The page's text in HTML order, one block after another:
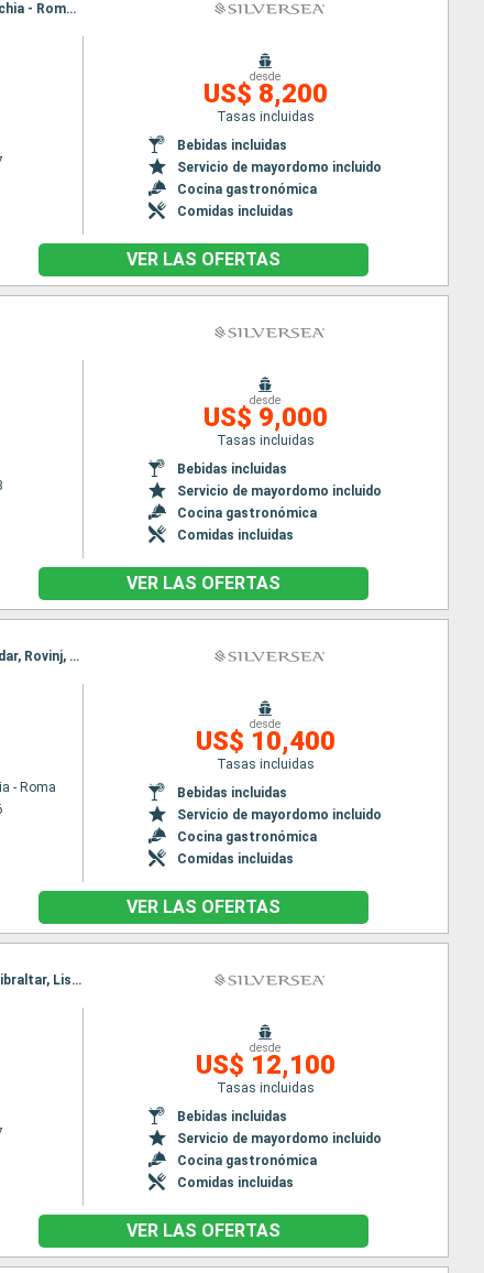
Itinerario : Venecia, Trieste, Ravenna, Spetses, Dubrovnik, Bari, Trapani, Tunez, Nápoles, Civitavecchia - Roma, Venecia, Trieste, Ravenna, Spetses, Dubrovnik, Bari, Trapani, Tunez, Nápoles, Civitavecchia - Roma
desde
US$ 8,200
Tasas incluidas
Bebidas incluidas
Servicio de mayordomo incluido
Cocina gastronómica
Comidas incluidas
VER LAS OFERTAS
desde
US$ 9,000
Tasas incluidas
Bebidas incluidas
Servicio de mayordomo incluido
Cocina gastronómica
Comidas incluidas
VER LAS OFERTAS
Itinerario : Civitavecchia - Roma, Nápoles, Amalfi, Naxos Di Giardini, La Valetta, Kotor, Spetses, Zadar, Rovinj, Venecia, Civitavecchia - Roma, Nápoles, Amalfi, Naxos Di Giardini, La Valetta, Kotor, Spetses, Zadar, Rovinj, Venecia
- Roma
desde
US$ 10,400
Tasas incluidas
Bebidas incluidas
Servicio de mayordomo incluido
Cocina gastronómica
Comidas incluidas
VER LAS OFERTAS
Itinerario : Barcelona, Palamos, Alcudia, Valencia, Cartagena, Malaga, Tánger, Casablanca, Cadiz, Gibraltar, Lisboa
desde
US$ 12,100
Tasas incluidas
Bebidas incluidas
Servicio de mayordomo incluido
Cocina gastronómica
Comidas incluidas
VER LAS OFERTAS